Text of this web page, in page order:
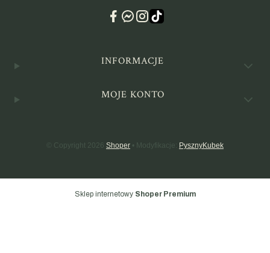
Linki w stopceINFORMACJE
MOJE KONTO
© Copyright 2026 Shoper • Modyfikacje: PysznyKubek
Sklep internetowy Shoper Premium